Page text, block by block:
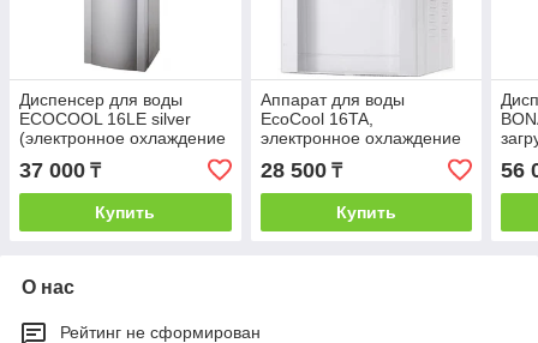
Диспенсер для воды
ECOCOOL 16LE silver
(электронное охлаждение
и нагрев)
37 000 ₸
Купить
Аппарат для воды
EcoCool 16TA,
электронное охлаждение
28 500₸
Купить
и
56
О нас
Рейтинг не сформирован